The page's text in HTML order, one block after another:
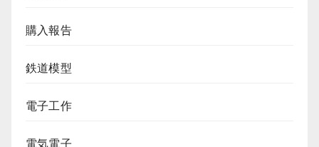
購入報告
鉄道模型
電子工作
電気電子